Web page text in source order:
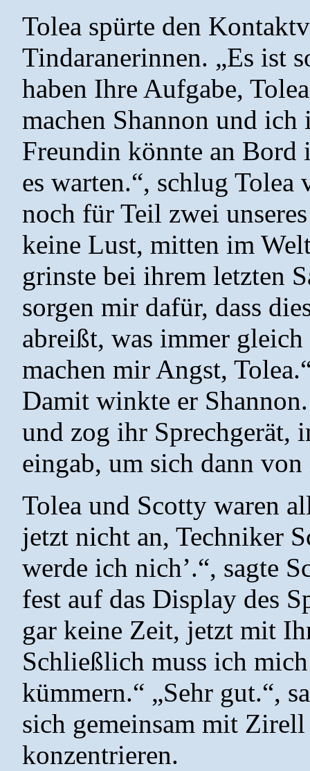
Tolea spürte den
Tindaranerinnen. „Es ist
haben Ihre Aufgabe,
machen Shannon und
Freundin könnte an Bord
es warten.“, schlug
noch für Teil zwei
keine Lust, mitten im
grinste bei ihrem letzten
sorgen mir dafür, dass
abreißt, was immer gleich
machen mir Angst,
Damit winkte er
und zog ihr Sprechgerät,
eingab, um sich dann
Tolea und Scotty waren
jetzt nicht an, Techniker
werde ich nich’.“, sagte
fest auf das Display des
gar keine Zeit, jetzt mit
Schließlich muss ich
kümmern.“ „Sehr gut.“,
sich gemeinsam mit
konzentrieren.